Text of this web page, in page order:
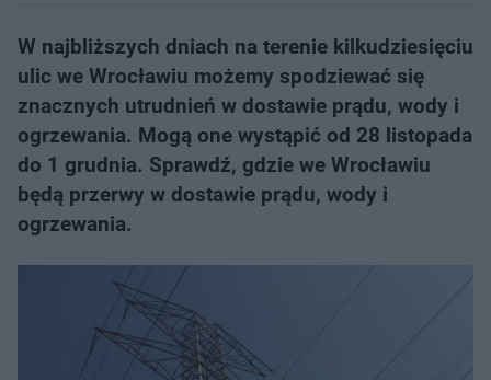
W najbliższych dniach na terenie kilkudziesięciu
ulic we Wrocławiu możemy spodziewać się
znacznych utrudnień w dostawie prądu, wody i
ogrzewania. Mogą one wystąpić od 28 listopada
do 1 grudnia. Sprawdź, gdzie we Wrocławiu
będą przerwy w dostawie prądu, wody i
ogrzewania.